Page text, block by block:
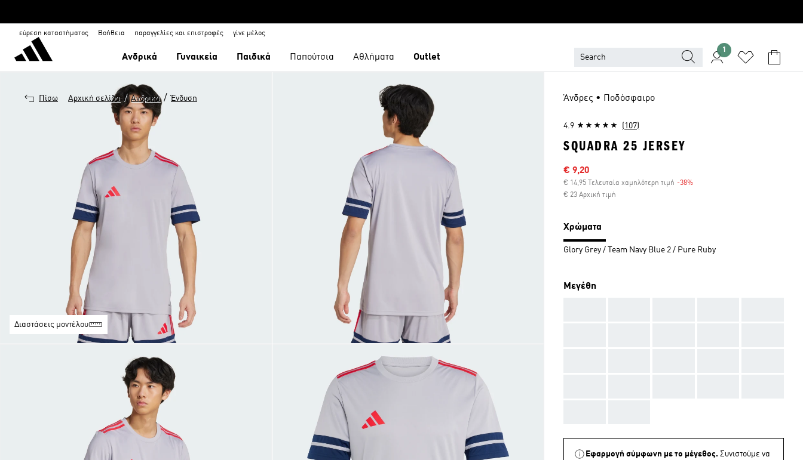
εύρεση καταστήματος Βοήθεια παραγγελίες και επιστροφές γίνε μέλος
Ανδρικά Γυναικεία Παιδικά Παπούτσια Αθλήματα Outlet
1
Πίσω Αρχική σελίδα / Ανδρικά / Ένδυση
Διαστάσεις μοντέλου
Άνδρες • Ποδόσφαιρο
4.9 (107)
SQUADRA 25 JERSEY
Τιμή έκπτωσης
€ 9,20
€ 14,95 Τελευταία χαμηλότερη τιμή -38%
€ 23 Αρχική τιμή
Χρώματα
Glory Grey / Team Navy Blue 2 / Pure Ruby
Μεγέθη
Εφαρμογή σύμφωνη με το μέγεθος. Συνιστούμε να